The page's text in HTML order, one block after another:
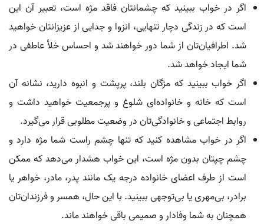
اگر در خواب ببینید که چشمانتان فاقد مژه است، تعبیر آن این
است که در زندگی دچار تنهایی، انزوا و جدایی از عزیزانتان خواهید
شد. اطرافیان‌تان از شما دور خواهند شد و احساس خلأ عاطفی در
شما ایجاد خواهد شد.
اگر خواب ببینید که مژگان بلند، پرپشت و انبوه دارید، نشانه آن
است که خانه و خانواده‌ای شلوغ و پرجمعیت خواهید داشت و
روابط اجتماعی و خانوادگی‌تان در وضعیت مطلوبی قرار می‌گیرد.
اگر در خواب مشاهده کنید که تنها چشم راست شما مژه دارد و
چشم چپتان بدون مژه است، این خواب هشدار می‌دهد که ممکن
است از طرف اعضای خانواده درجه یک مانند پدر، مادر، خواهر یا
برادر، بی‌مهری یا بی‌توجهی ببینید. با این حال، همسر و فرزندان‌تان
همچنان به شما وفادار و صمیمی باقی خواهند ماند.